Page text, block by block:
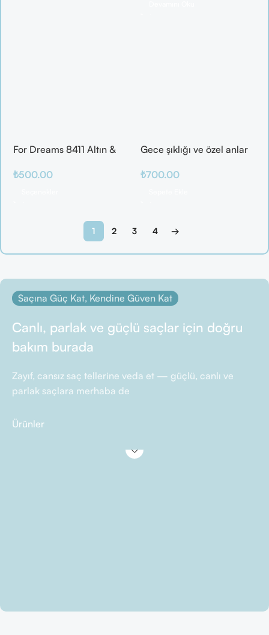
For Dreams 8411 Altın &
Takımı
₺500.00
Gece şıklığı ve özel anlar
₺700.00
1 2 3 4 →
Saçına Güç Kat, Kendine Güven Kat
Canlı, parlak ve güçlü saçlar için doğru
bakım burada
Zayıf, cansız saç tellerine veda et — güçlü, canlı ve
parlak saçlara merhaba de
Ürünler